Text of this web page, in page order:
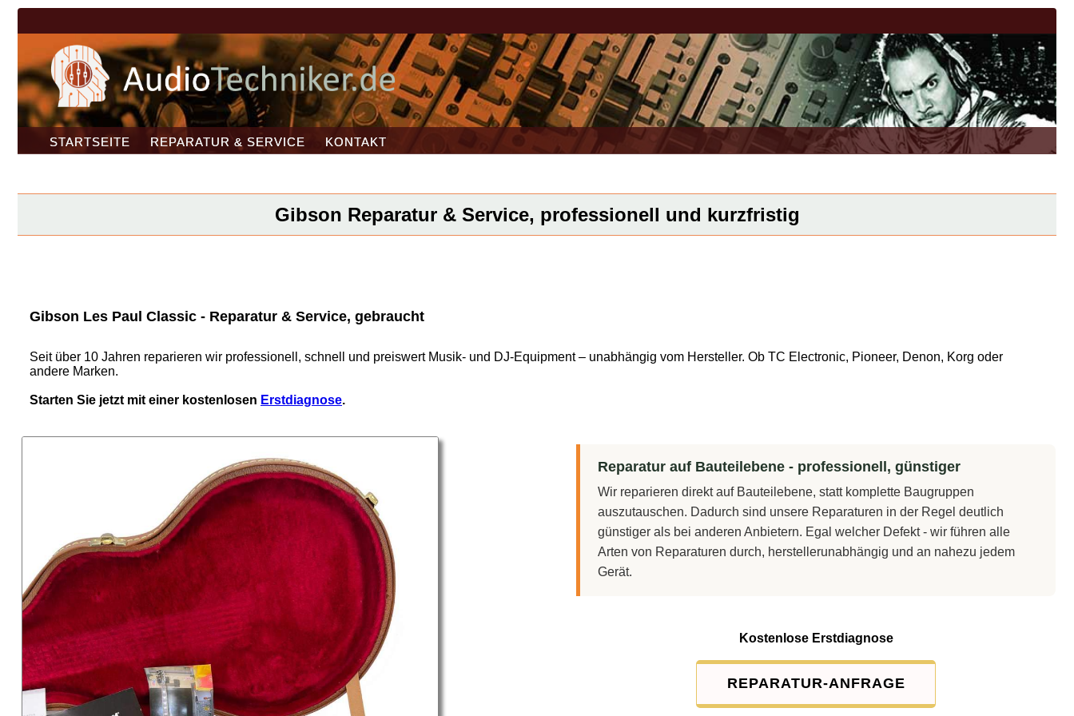
STARTSEITE REPARATUR & SERVICE KONTAKT
Gibson Reparatur & Service, professionell und kurzfristig
Gibson Les Paul Classic - Reparatur & Service, gebraucht
Seit über 10 Jahren reparieren wir professionell, schnell und preiswert Musik- und DJ-Equipment – unabhängig vom Hersteller. Ob TC Electronic, Pioneer, Denon, Korg oder
andere Marken.
Starten Sie jetzt mit einer kostenlosen Erstdiagnose.
Reparatur auf Bauteilebene - professionell, günstiger
Wir reparieren direkt auf Bauteilebene, statt komplette Baugruppen
auszutauschen. Dadurch sind unsere Reparaturen in der Regel deutlich
günstiger als bei anderen Anbietern. Egal welcher Defekt - wir führen alle
Arten von Reparaturen durch, herstellerunabhängig und an nahezu jedem
Gerät.
Kostenlose Erstdiagnose
REPARATUR-ANFRAGE